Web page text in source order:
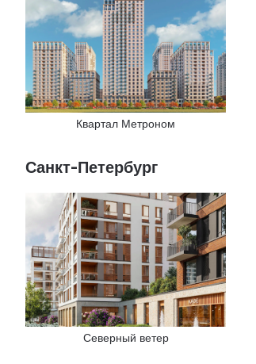
Квартал Метроном
Санкт-Петербург
Северный ветер